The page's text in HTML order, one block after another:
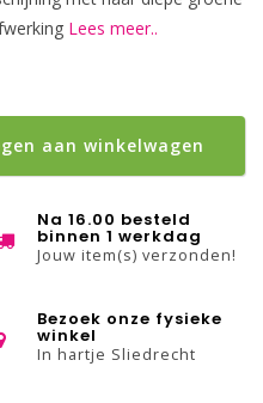
Lees meer..
aan winkelwagen
Na 16.00 besteld
binnen 1 werkdag
Jouw item(s) verzonden!
Bezoek onze fysieke
winkel
In hartje Sliedrecht